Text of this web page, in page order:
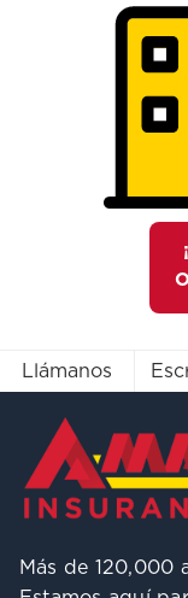
Llámanos
Más de 120,000